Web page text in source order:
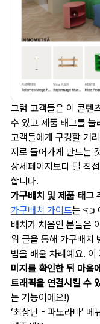
그럼 고객들은 이 콘텐
수 있고 제품 태그를
고객들에게 구경할 거
지로 들어가게 만드는
상세페이지보다 덜 직
합니다.
가구배치 및 제품 태그
가구배치 가이드는 👈
배치가 처음인 분들은
위 글을 통해 가구배치
법을 배울 차례예요. 이
미지를 확인한 뒤 마음
트래픽을 연결시킬 수
는 기능이에요!)
‘최상단 - 파노라마’ 메